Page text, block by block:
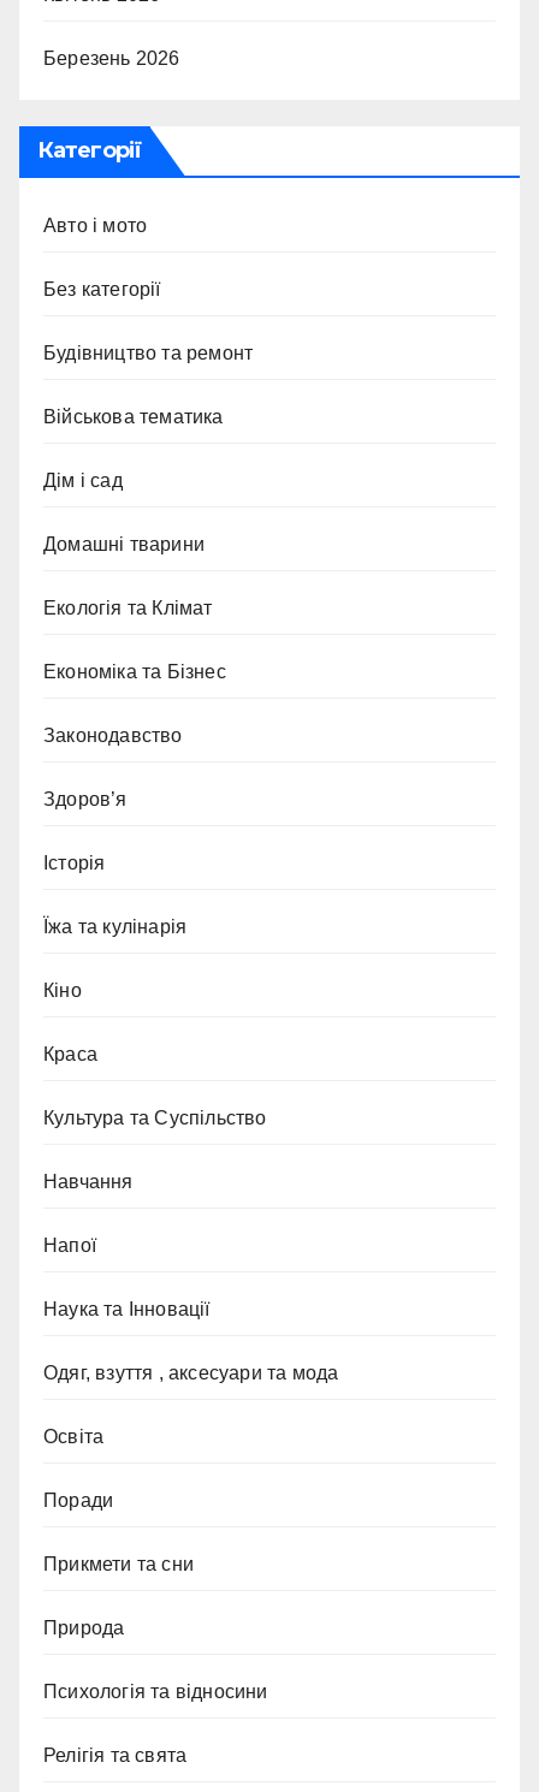
Березень 2026
Категорії
Авто і мото
Без категорії
Будівництво та ремонт
Військова тематика
Дім і сад
Домашні тварини
Екологія та Клімат
Економіка та Бізнес
Законодавство
Здоров’я
Історія
Їжа та кулінарія
Кіно
Краса
Культура та Суспільство
Навчання
Напої
Наука та Інновації
Одяг, взуття , аксесуари та мода
Освіта
Поради
Прикмети та сни
Природа
Психологія та відносини
Релігія та свята